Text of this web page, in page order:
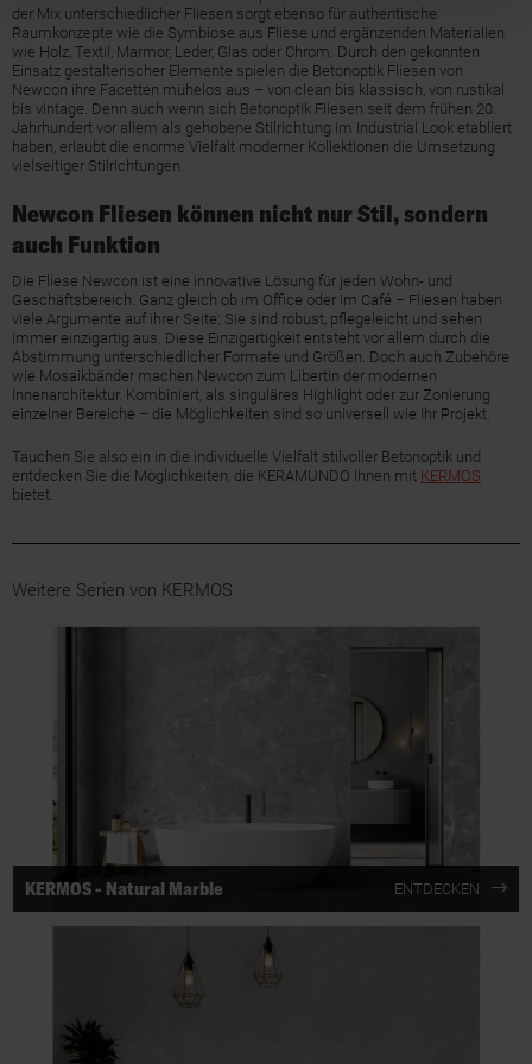
der Mix unterschiedlicher Fliesen sorgt ebenso für authentische
Raumkonzepte wie die Symbiose aus Fliese und ergänzenden Materialien
wie Holz, Textil, Marmor, Leder, Glas oder Chrom. Durch den gekonnten
Einsatz gestalterischer Elemente spielen die Betonoptik Fliesen von
Newcon ihre Facetten mühelos aus – von clean bis klassisch, von rustikal
bis vintage. Denn auch wenn sich Betonoptik Fliesen seit dem frühen 20.
Jahrhundert vor allem als gehobene Stilrichtung im Industrial Look etabliert
haben, erlaubt die enorme Vielfalt moderner Kollektionen die Umsetzung
vielseitiger Stilrichtungen.
Newcon Fliesen können nicht nur Stil, sondern
auch Funktion
Die Fliese Newcon ist eine innovative Lösung für jeden Wohn- und
Geschäftsbereich. Ganz gleich ob im Office oder im Café – Fliesen haben
viele Argumente auf ihrer Seite: Sie sind robust, pflegeleicht und sehen
immer einzigartig aus. Diese Einzigartigkeit entsteht vor allem durch die
Abstimmung unterschiedlicher Formate und Größen. Doch auch Zubehöre
wie Mosaikbänder machen Newcon zum Libertin der modernen
Innenarchitektur. Kombiniert, als singuläres Highlight oder zur Zonierung
einzelner Bereiche – die Möglichkeiten sind so universell wie Ihr Projekt.
Tauchen Sie also ein in die individuelle Vielfalt stilvoller Betonoptik und
entdecken Sie die Möglichkeiten, die KERAMUNDO Ihnen mit KERMOS
bietet.
Weitere Serien von KERMOS
KERMOS - Natural Marble ENTDECKEN